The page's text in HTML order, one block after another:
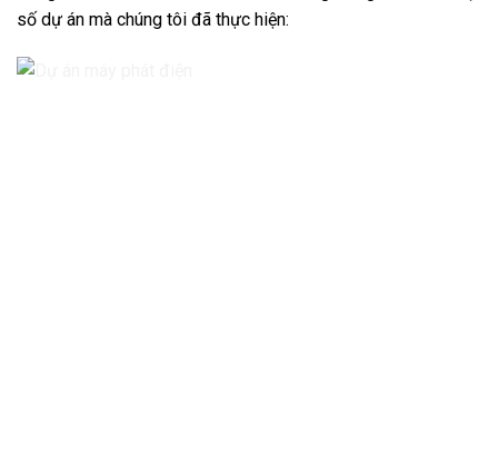
số dự án mà chúng tôi đã thực hiện: